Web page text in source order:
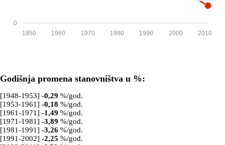
0
2010
2000
1990
1980
1970
1960
1950
Godišnja promena stanovništva u %:
[1948-1953] -0,29 %/god.
[1953-1961] -0,18 %/god.
[1961-1971] -1,49 %/god.
[1971-1981] -3,89 %/god.
[1981-1991] -3,26 %/god.
[1991-2002] -2,25 %/god.